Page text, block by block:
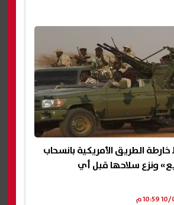
الطريق الأمريكية بانسحاب
ونزع سلاحها قبل أي